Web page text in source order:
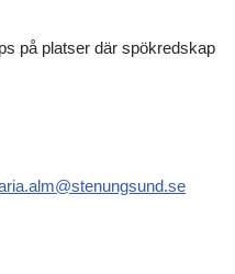
på platser där spökredskap